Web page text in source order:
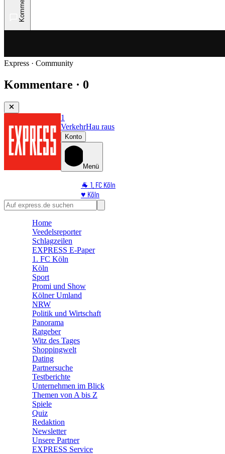
Express · Community
Kommentare · 0
1
VerkehrHau raus
Konto
Menü
🐐 1. FC Köln
♥️ Köln
⭐ Promi
🛒 Shoppingwelt
Home
Veedelsreporter
Schlagzeilen
EXPRESS E-Paper
1. FC Köln
Köln
Sport
Promi und Show
Kölner Umland
NRW
Politik und Wirtschaft
Panorama
Ratgeber
Witz des Tages
Shoppingwelt
Dating
Partnersuche
Testberichte
Unternehmen im Blick
Themen von A bis Z
Spiele
Quiz
Redaktion
Newsletter
Unsere Partner
EXPRESS Service